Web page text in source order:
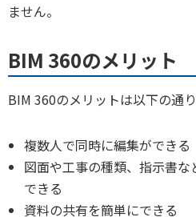
ません。
BIM 360のメリット
BIM 360のメリットは以下の通り
複数人で同時に編集ができる
図面や工事の種類、指示書
できる
資料の共有を簡単にできる